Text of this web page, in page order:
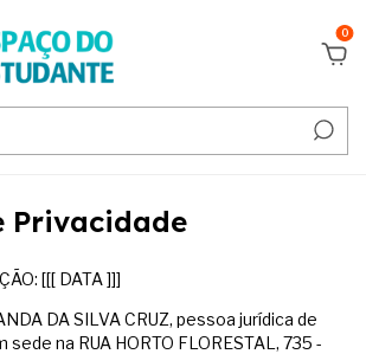
0
Privacidade
[[[ DATA ]]]
DA SILVA CRUZ, pessoa jurídica de
na RUA HORTO FLORESTAL, 735 -